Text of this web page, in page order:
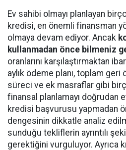
Ev sahibi olmayı planlayan
kredisi, en önemli finansman
olmaya devam ediyor. Ancak
kullanmadan önce bilmeniz
oranlarını karşılaştırmaktan
aylık ödeme planı, toplam geri
süreci ve ek masraflar gibi
finansal planlamayı doğrudan
kredisi başvurusu yapmadan
dengesinin dikkatle analiz
sunduğu tekliflerin ayrıntılı
gerektiğini vurguluyor. Ayrıca